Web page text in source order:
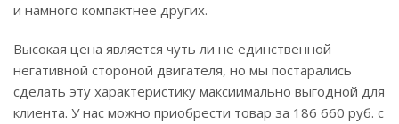
и намного компактнее других.
Высокая цена является чуть ли не единственной
негативной стороной двигателя, но мы постарались
сделать эту характеристику максиимально выгодной для
клиента. У нас можно приобрести товар за 186 660 руб. с